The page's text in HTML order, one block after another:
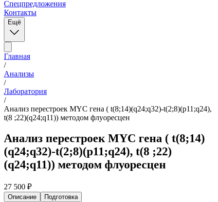
Спецпредложения
Контакты
Ещё
Главная
/
Анализы
/
Лаборатория
/
Анализ перестроек MYC гена ( t(8;14)(q24;q32)-t(2;8)(p11;q24),
t(8 ;22)(q24;q11)) методом флуоресцен
Анализ перестроек MYC гена ( t(8;14)
(q24;q32)-t(2;8)(p11;q24), t(8 ;22)
(q24;q11)) методом флуоресцен
27 500 ₽
Описание Подготовка